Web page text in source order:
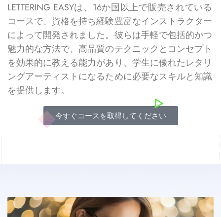
LETTERING EASYは、16か国以上で販売されている
コースで、資格を持ち経験豊富なインストラクター
によって開発されました。彼らは手軽で包括的かつ
魅力的な方法で、高品質のテクニックとコンセプト
を効果的に教える能力があり、学生に優れたレタリ
ングアーティストになるために必要なスキルと知識
を提供します。
今すぐコースを取得してください